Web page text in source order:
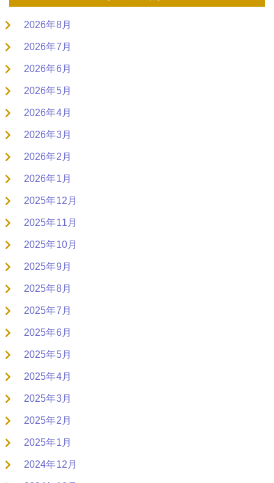
2026年8月
2026年7月
2026年6月
2026年5月
2026年4月
2026年3月
2026年2月
2026年1月
2025年12月
2025年11月
2025年10月
2025年9月
2025年8月
2025年7月
2025年6月
2025年5月
2025年4月
2025年3月
2025年2月
2025年1月
2024年12月